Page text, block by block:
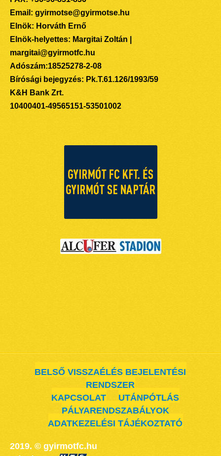
Email: gyirmotse@gyirmotse.hu
Elnök: Horváth Ernő
Elnök-helyettes: Margitai Zoltán |
margitai@gyirmotfc.hu
Adószám:18525278-2-08
Bírósági bejegyzés: Pk.T.61.126/1993/59
K&H Bank Zrt.
10400401-49565151-53501002
BELSŐ VISSZAÉLÉS BEJELENTÉSI
RENDSZER
KAPCSOLAT
UTÁNPÓTLÁS
PÁLYARENDSZABÁLYOK
ADATKEZELÉSI TÁJÉKOZTATÓ
2019. © gyirmotfc.hu